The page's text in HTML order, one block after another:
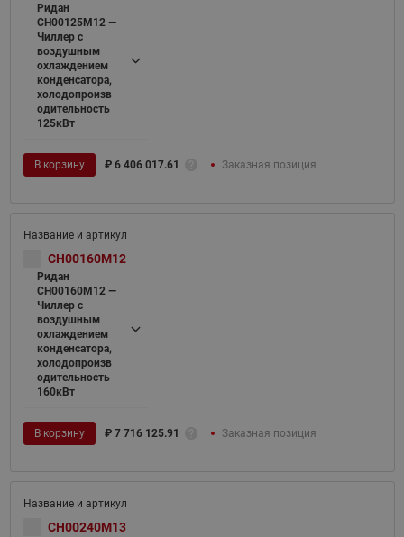
Ридан
CH00125M12 —
Чиллер с
воздушным
охлаждением
конденсатора,
холодопроизв
одительность
125кВт
В корзину ₽ 6 406 017.61 Заказная позиция
CH00160M12
Ридан
CH00160M12 —
Чиллер с
воздушным
охлаждением
конденсатора,
холодопроизв
одительность
160кВт
В корзину ₽ 7 716 125.91 Заказная позиция
CH00240M13